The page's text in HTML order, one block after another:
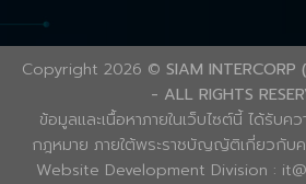
Copyright 2026 © SIAM
- ALL RIGHTS
ข้อมูลและเนื้อหาภายในเว็บไซต์นี้ ได้รับ
กฎหมาย ภายใต้พระราชบัญญัติเกี่ยวกับ
Website Development Division :